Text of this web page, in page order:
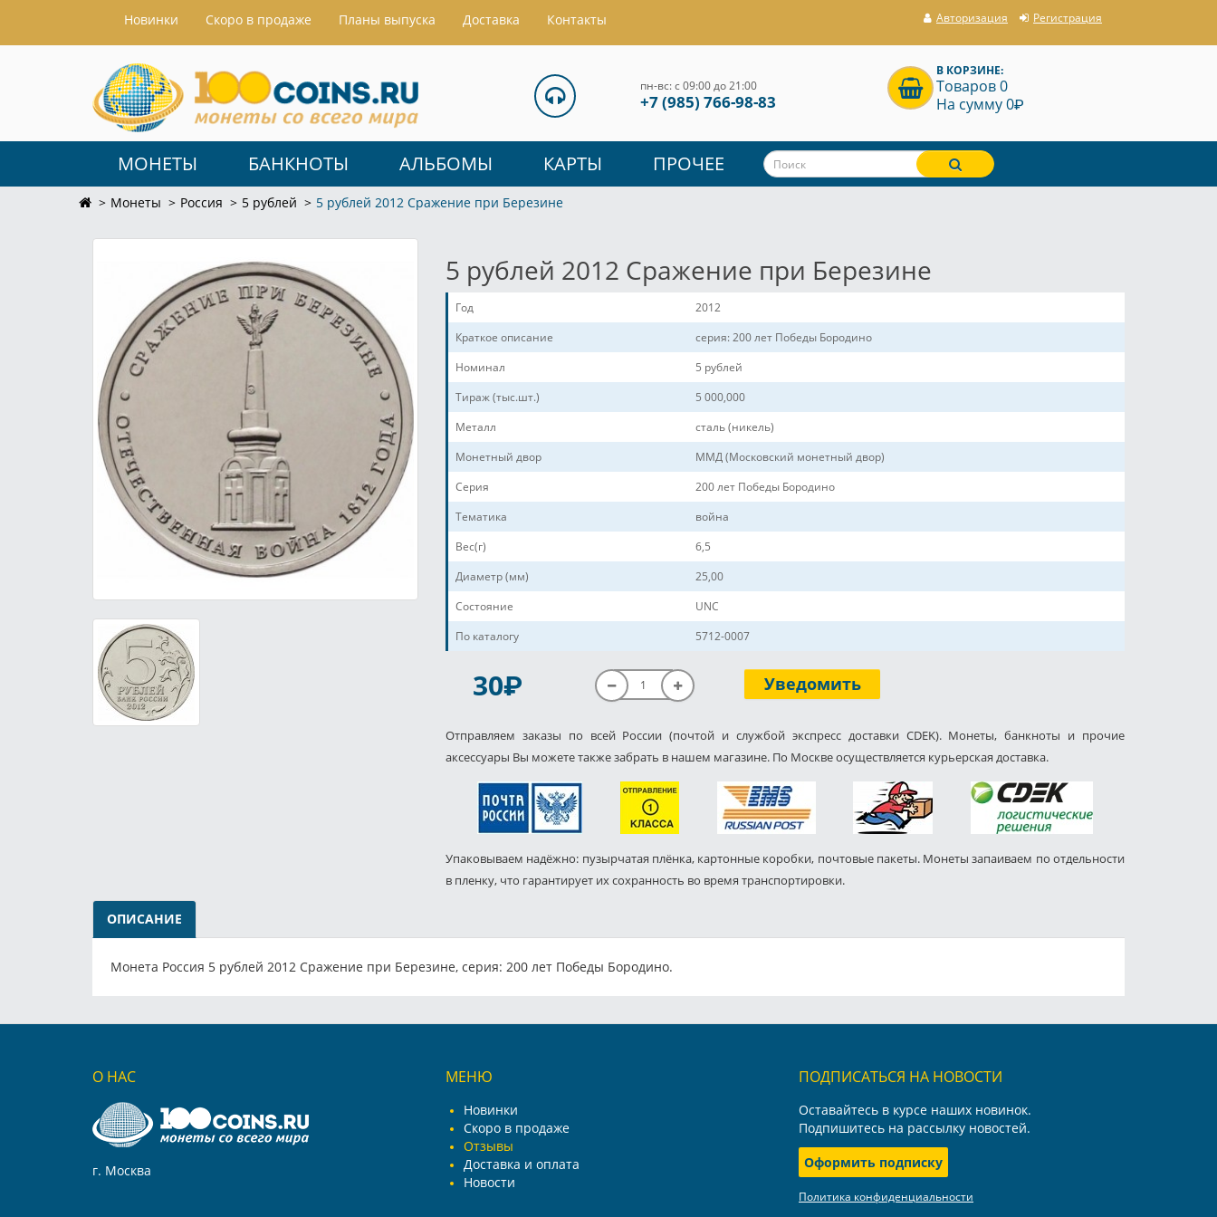
Hовинки Скоро в продаже Планы выпуска Доставка Контакты Авторизация Регистрация
пн-вс: с 09:00 до 21:00
+7 (985) 766-98-83
В КОРЗИНЕ:
Товаров 0
На сумму 0P
МОНЕТЫ БАНКНОТЫ АЛЬБОМЫ КАРТЫ ПРОЧЕЕ
Монеты Россия 5 рублей 5 рублей 2012 Cражение при Березине
5 рублей 2012 Cражение при Березине
Год
2012
Краткое описание
серия: 200 лет Победы Бородино
Номинал
5 рублей
Тираж (тыс.шт.)
5 000,000
Металл
сталь (никель)
Монетный двор
ММД (Московский монетный двор)
Серия
200 лет Победы Бородино
Тематика
война
Вес(г)
6,5
Диаметр (мм)
25,00
Состояние
UNC
По каталогу
5712-0007
30P Уведомить
Отправляем заказы по всей России (почтой и службой экспресс доставки CDEK). Монеты, банкноты и прочие
аксессуары Вы можете также забрать в нашем магазине. По Москве осуществляется курьерская доставка.
Упаковываем надёжно: пузырчатая плёнка, картонные коробки, почтовые пакеты. Монеты запаиваем по отдельности
в пленку, что гарантирует их сохранность во время транспортировки.
ОПИСАНИЕ
Монета Россия 5 рублей 2012 Cражение при Березине, серия: 200 лет Победы Бородино.
О НАС
г. Москва
МЕНЮ
Новинки
Скоро в продаже
Отзывы
Доставка и оплата
Новости
ПОДПИСАТЬСЯ НА НОВОСТИ
Оставайтесь в курсе наших новинок.
Подпишитесь на рассылку новостей.
Оформить подписку
Политика конфиденциальности